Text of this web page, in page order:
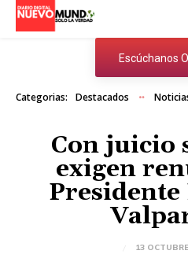
Escúchanos
Categorias: Destacados
Con juicio
exigen
13